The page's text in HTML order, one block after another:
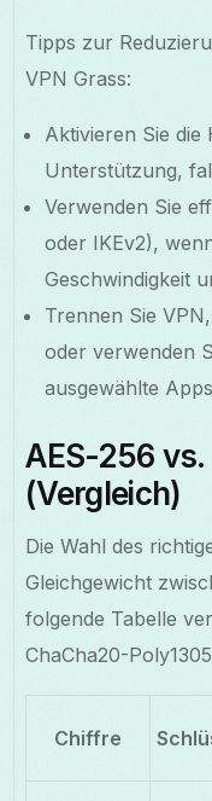
Tipps zur
VPN Grass:
Aktivieren Sie
Unterstützung,
Verwenden Sie
oder IKEv2),
Geschwindigkeit
Trennen Sie
oder verwenden
ausgewählte
AES-256
(Vergleich)
Die Wahl des
Gleichgewicht
folgende Tabelle
ChaCha20-
Chiffre